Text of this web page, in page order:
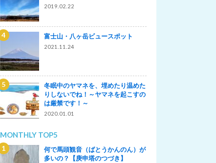
2019.02.22
富士山・八ヶ岳ビュースポット
2021.11.24
冬眠中のヤマネを、埋めたり温めた
りしないでね！～ヤマネを起こすの
は厳禁です！～
2020.01.01
MONTHLY TOP5
何で馬頭観音（ばとうかんのん）が
多いの？【庚申塔のつづき】